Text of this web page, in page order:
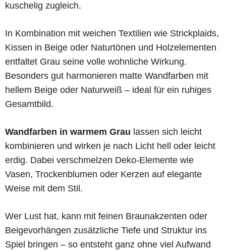
kuschelig zugleich.
In Kombination mit weichen Textilien wie Strickplaids,
Kissen in Beige oder Naturtönen und Holzelementen
entfaltet Grau seine volle wohnliche Wirkung.
Besonders gut harmonieren matte Wandfarben mit
hellem Beige oder Naturweiß – ideal für ein ruhiges
Gesamtbild.
Wandfarben in warmem Grau lassen sich leicht
kombinieren und wirken je nach Licht hell oder leicht
erdig. Dabei verschmelzen Deko-Elemente wie
Vasen, Trockenblumen oder Kerzen auf elegante
Weise mit dem Stil.
Wer Lust hat, kann mit feinen Braunakzenten oder
Beigevorhängen zusätzliche Tiefe und Struktur ins
Spiel bringen – so entsteht ganz ohne viel Aufwand